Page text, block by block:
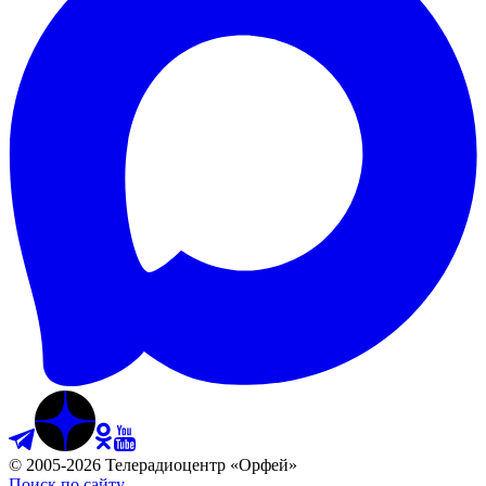
© 2005-2026 Телерадиоцентр «Орфей»